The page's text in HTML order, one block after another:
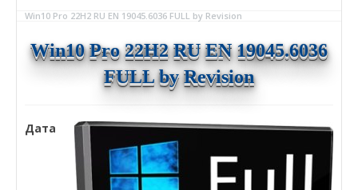
Win10 Pro 22H2 RU EN 19045.6036 FULL by Revision
Win10 Pro 22H2 RU EN 19045.6036
FULL by Revision
Дата